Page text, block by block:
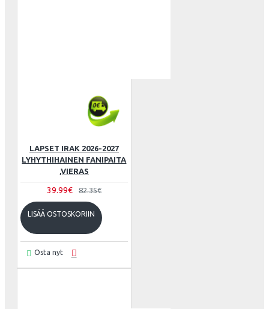
LAPSET IRAK 2026-2027
LYHYTHIHAINEN FANIPAITA
,VIERAS
39.99€ 82.35€
LISÄÄ OSTOSKORIIN
Osta nyt